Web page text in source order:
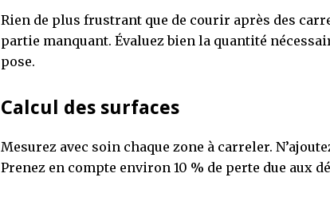
Rien de plus frustrant que de courir après des
partie manquant. Évaluez bien la quantité
pose.
Calcul des surfaces
Mesurez avec soin chaque zone à carreler.
Prenez en compte environ 10 % de perte due aux